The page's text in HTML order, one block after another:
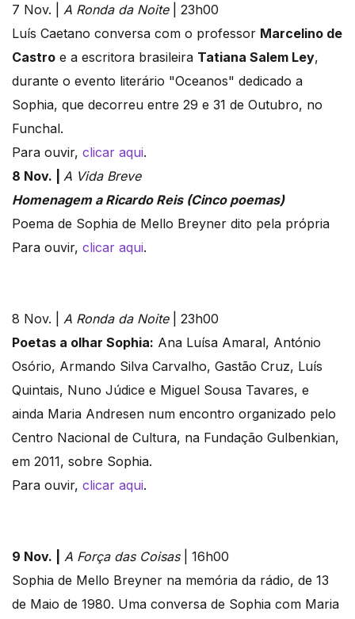
7 Nov. | A Ronda da Noite| 23h00
Luís Caetano conversa com o professor Marcelino de
Castro e a escritora brasileira Tatiana Salem Ley,
durante o evento literário "Oceanos" dedicado a
Sophia, que decorreu entre 29 e 31 de Outubro, no
Funchal.
Para ouvir, clicar aqui.
8 Nov. | A Vida Breve
Homenagem a Ricardo Reis (Cinco poemas)
Poema de Sophia de Mello Breyner dito pela própria
Para ouvir, clicar aqui.
8 Nov. | A Ronda da Noite| 23h00
Poetas a olhar Sophia: Ana Luísa Amaral, António
Osório, Armando Silva Carvalho, Gastão Cruz, Luís
Quintais, Nuno Júdice e Miguel Sousa Tavares, e
ainda Maria Andresen num encontro organizado pelo
Centro Nacional de Cultura, na Fundação Gulbenkian,
em 2011, sobre Sophia.
Para ouvir, clicar aqui.
9 Nov. | A Força das Coisas| 16h00
Sophia de Mello Breyner na memória da rádio, de 13
de Maio de 1980. Uma conversa de Sophia com Maria